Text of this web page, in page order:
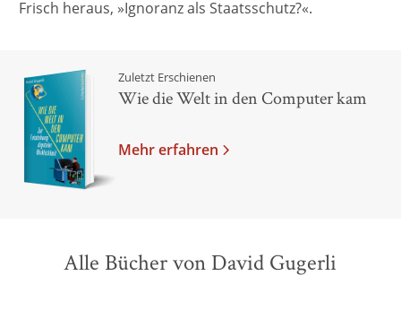
Frisch heraus, »Ignoranz als Staatsschutz?«.
Zuletzt Erschienen
Wie die Welt in den Computer kam
Mehr erfahren
Alle Bücher von David Gugerli